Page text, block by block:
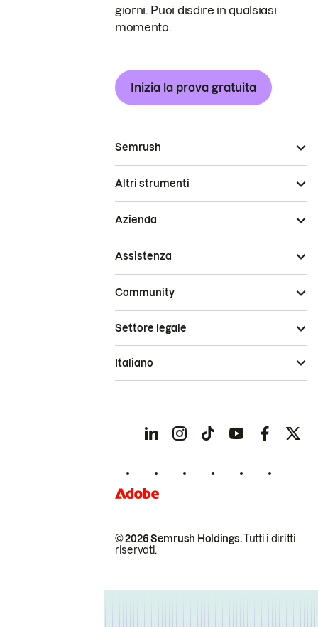
giorni. Puoi disdire in qualsiasi
momento.
Inizia la prova gratuita
Semrush
Altri strumenti
Azienda
Assistenza
Community
© 2026 Semrush Holdings.Tutti i diritti
riservati.
Settore legale
Italiano